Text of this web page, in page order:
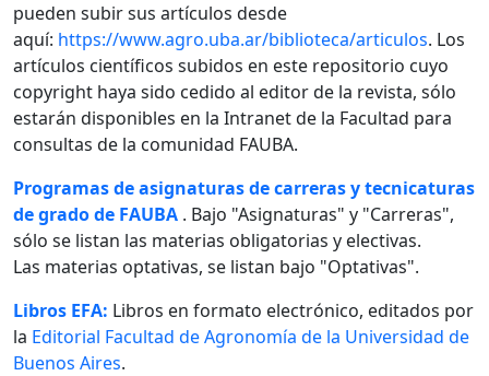
pueden subir sus artículos desde
aquí: https://www.agro.uba.ar/biblioteca/articulos. Los
artículos científicos subidos en este repositorio cuyo
copyright haya sido cedido al editor de la revista, sólo
estarán disponibles en la Intranet de la Facultad para
consultas de la comunidad FAUBA.
Programas de asignaturas de carreras y tecnicaturas
de grado de FAUBA . Bajo "Asignaturas" y "Carreras",
sólo se listan las materias obligatorias y electivas.
Las materias optativas, se listan bajo "Optativas".
Libros EFA: Libros en formato electrónico, editados por
la Editorial Facultad de Agronomía de la Universidad de
Buenos Aires.